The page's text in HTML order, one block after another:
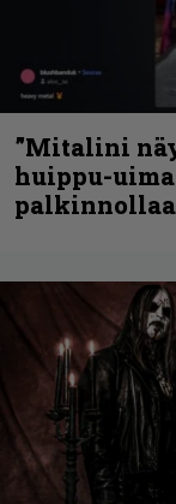
”Mitalini
huippu-